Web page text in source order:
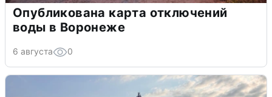
Опубликована карта отключений
воды в Воронеже
6 августа 0